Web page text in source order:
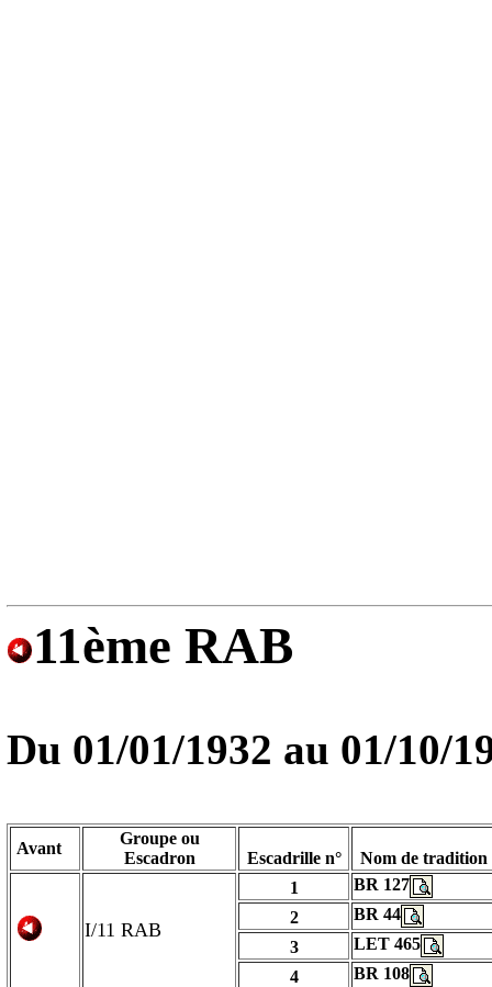
11ème RAB
Du 01/01/1932 au 01/10/
Avant
Groupe ou
Escadron
Escadrille n° Nom de tradition
I/11 RAB
1
BR 127
2
BR 44
3
LET 465
4
BR 108